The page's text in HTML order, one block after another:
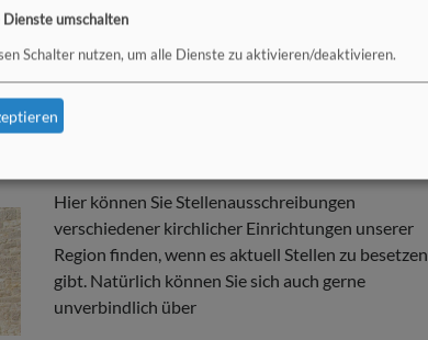
Hier können Sie Stellenausschreibungen
verschiedener kirchlicher Einrichtungen unserer
Region finden, wenn es aktuell Stellen zu besetzen
gibt. Natürlich können Sie sich auch gerne
unverbindlich über
Dienste umschalten
Schalter nutzen, um alle Dienste zu aktivieren/deaktivieren.